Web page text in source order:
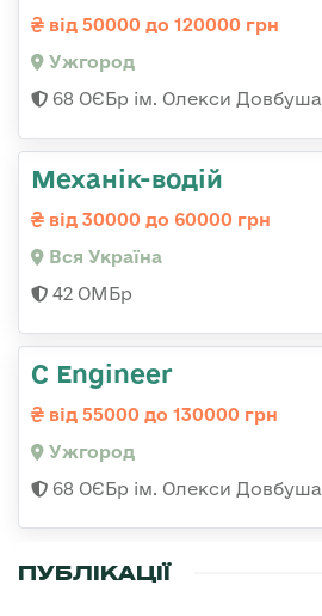
від 50000 до 120000 грн
Ужгород
68 ОЄБр ім. Олекси Довбуша
Механік-водій
від 30000 до 60000 грн
Вся Україна
42 ОМБр
C Engineer
від 55000 до 130000 грн
Ужгород
68 ОЄБр ім. Олекси Довбуша
ПУБЛІКАЦІЇ